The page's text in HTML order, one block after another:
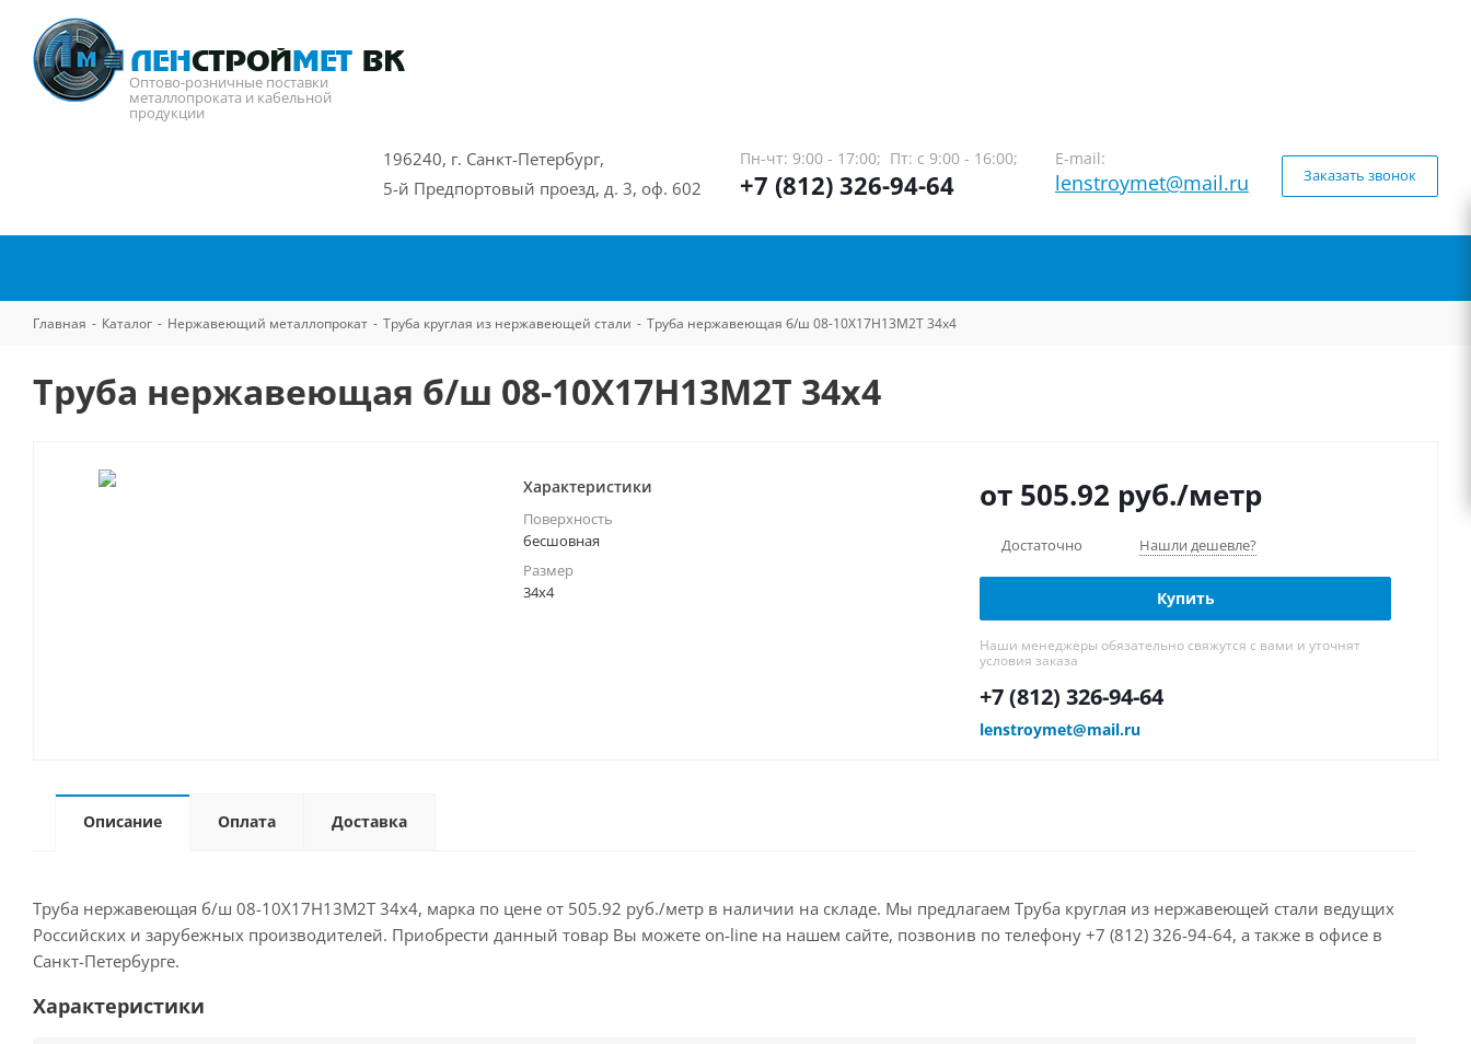
Оптово-розничные поставки
металлопроката и кабельной
продукции
196240, г. Санкт-Петербург,
5-й Предпортовый проезд, д. 3, оф. 602
Пн-чт: 9:00 - 17:00; Пт: с 9:00 - 16:00;
+7 (812) 326-94-64
E-mail:
lenstroymet@mail.ru Заказать звонок
Главная - Каталог - Нержавеющий металлопрокат - Труба круглая из нержавеющей стали - Труба нержавеющая б/ш 08-10Х17Н13М2Т 34х4
Труба нержавеющая б/ш 08-10Х17Н13М2Т 34х4
Характеристики
Поверхность
бесшовная
Размер
34х4
от 505.92 руб./метр
Достаточно Нашли дешевле?
Купить
Наши менеджеры обязательно свяжутся с вами и уточнят
условия заказа
+7 (812) 326-94-64
lenstroymet@mail.ru
Описание Оплата Доставка
Труба нержавеющая б/ш 08-10Х17Н13М2Т 34х4, марка по цене от 505.92 руб./метр в наличии на складе. Мы предлагаем Труба круглая из нержавеющей стали ведущих
Российских и зарубежных производителей. Приобрести данный товар Вы можете on-line на нашем сайте, позвонив по телефону +7 (812) 326-94-64, а также в офисе в
Санкт-Петербурге.
Характеристики